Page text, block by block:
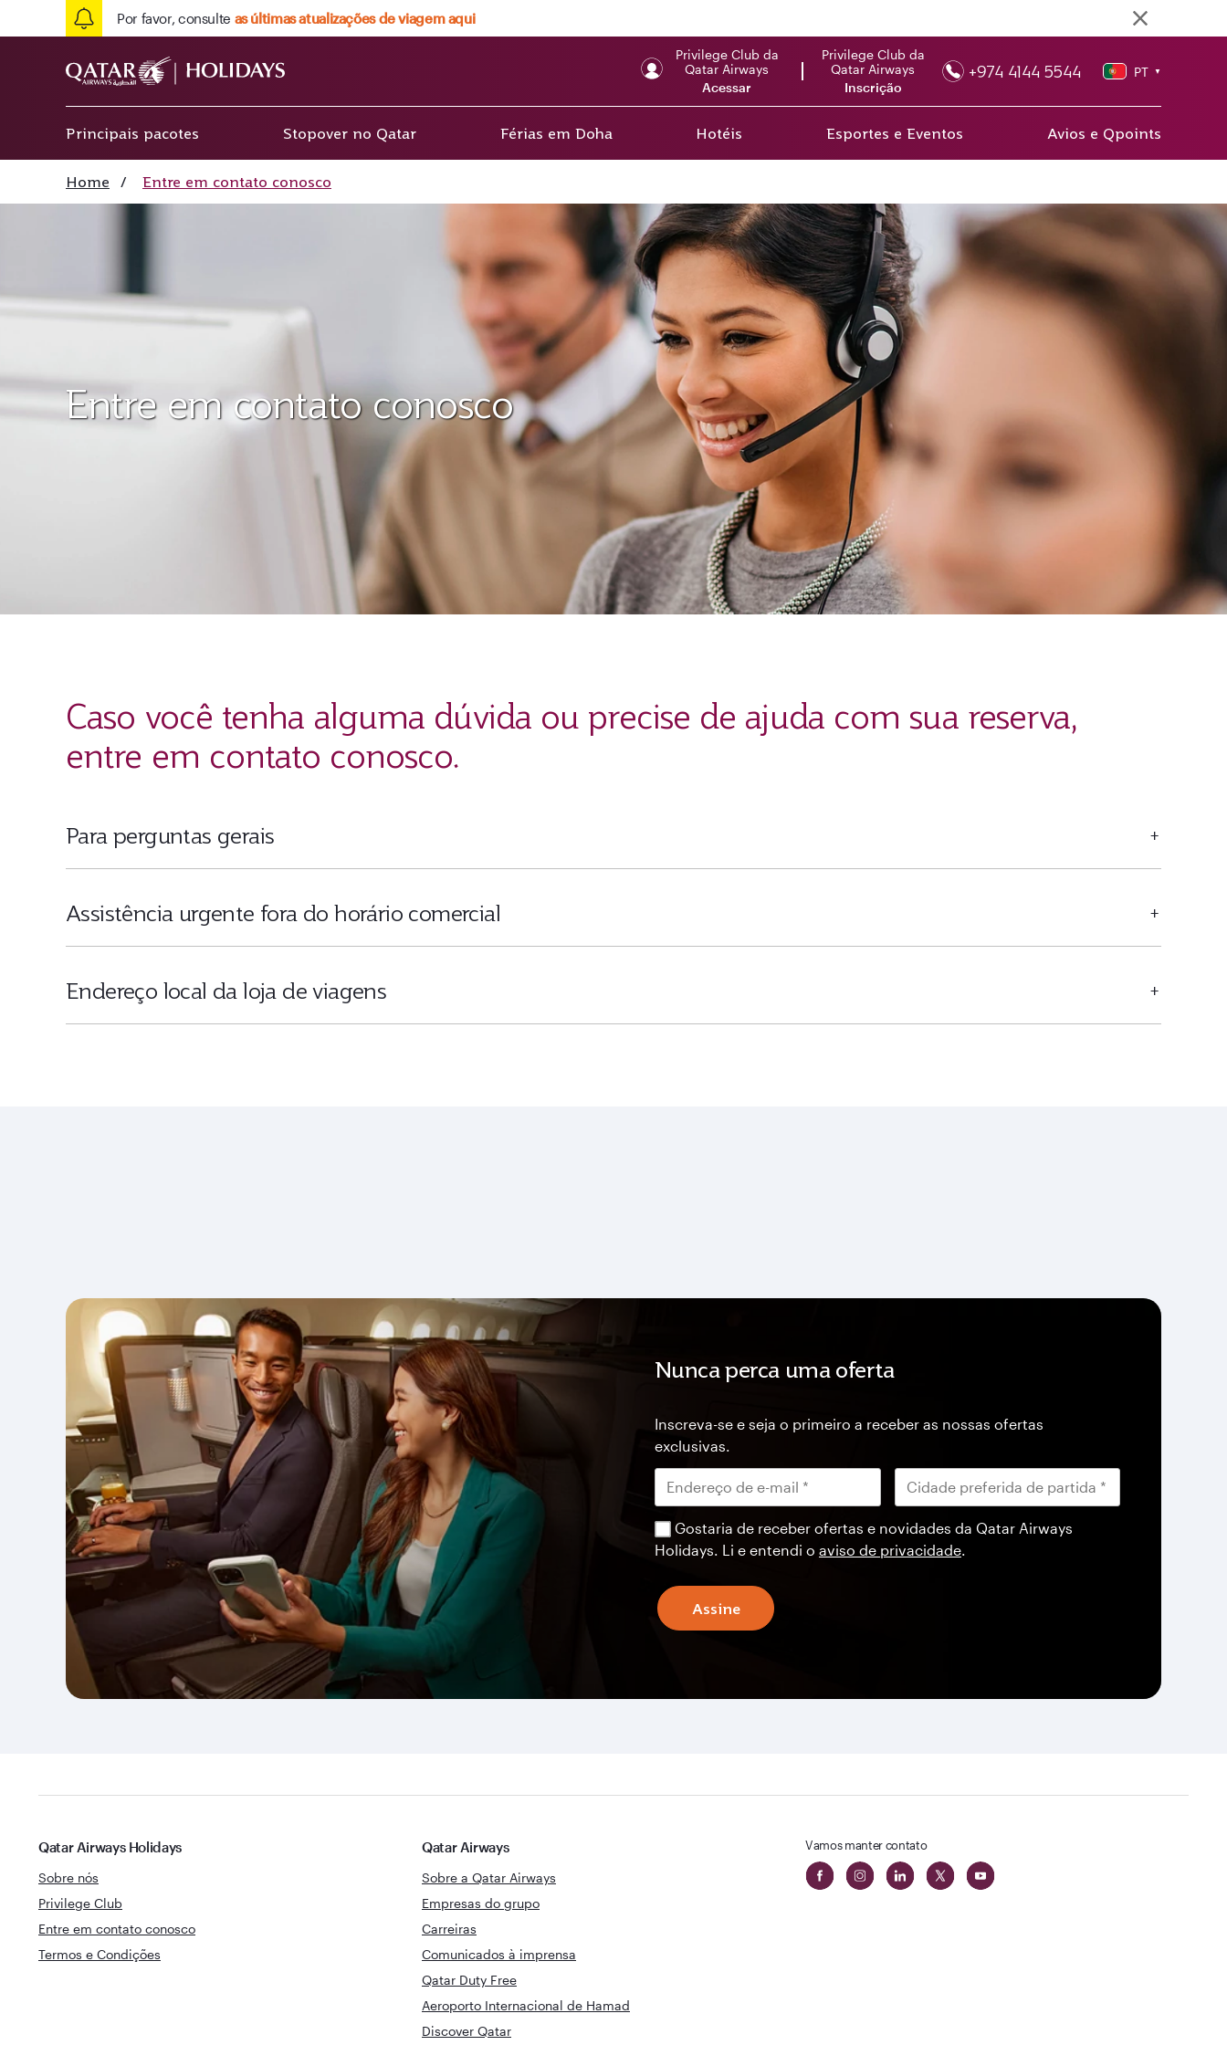
Por favor, consulte as últimas atualizações de viagem aqui
Privilege Club da
Qatar Airways
Acessar
Privilege Club da
Qatar Airways
Inscrição
+974 4144 5544 PT ▼
Principais pacotes Stopover no Qatar Férias em Doha Hotéis Esportes e Eventos Avios e Qpoints
Home / Entre em contato conosco
Entre em contato conosco
Caso você tenha alguma dúvida ou precise de ajuda com sua reserva,
entre em contato conosco.
Para perguntas gerais +
Assistência urgente fora do horário comercial +
Endereço local da loja de viagens +
Nunca perca uma oferta
Inscreva-se e seja o primeiro a receber as nossas ofertas
exclusivas.
Gostaria de receber ofertas e novidades da Qatar Airways
Holidays. Li e entendi o aviso de privacidade.
Assine
Qatar Airways Holidays
Sobre nós
Privilege Club
Entre em contato conosco
Termos e Condições
Qatar Airways
Sobre a Qatar Airways
Empresas do grupo
Carreiras
Comunicados à imprensa
Qatar Duty Free
Aeroporto Internacional de Hamad
Discover Qatar
Vamos manter contato